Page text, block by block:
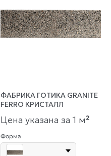
ФАБРИКА ГОТИКА GRANITE
FERRO КРИСТАЛЛ
Цена указана за 1 м²
Форма